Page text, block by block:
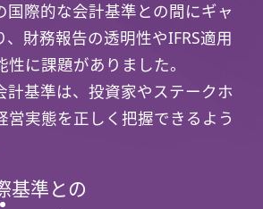
国際的な会計基準との間にギャ
、財務報告の透明性やIFRS適用
性に課題がありました。
計基準は、投資家やステークホ
営実態を正しく把握できるよう
基準との